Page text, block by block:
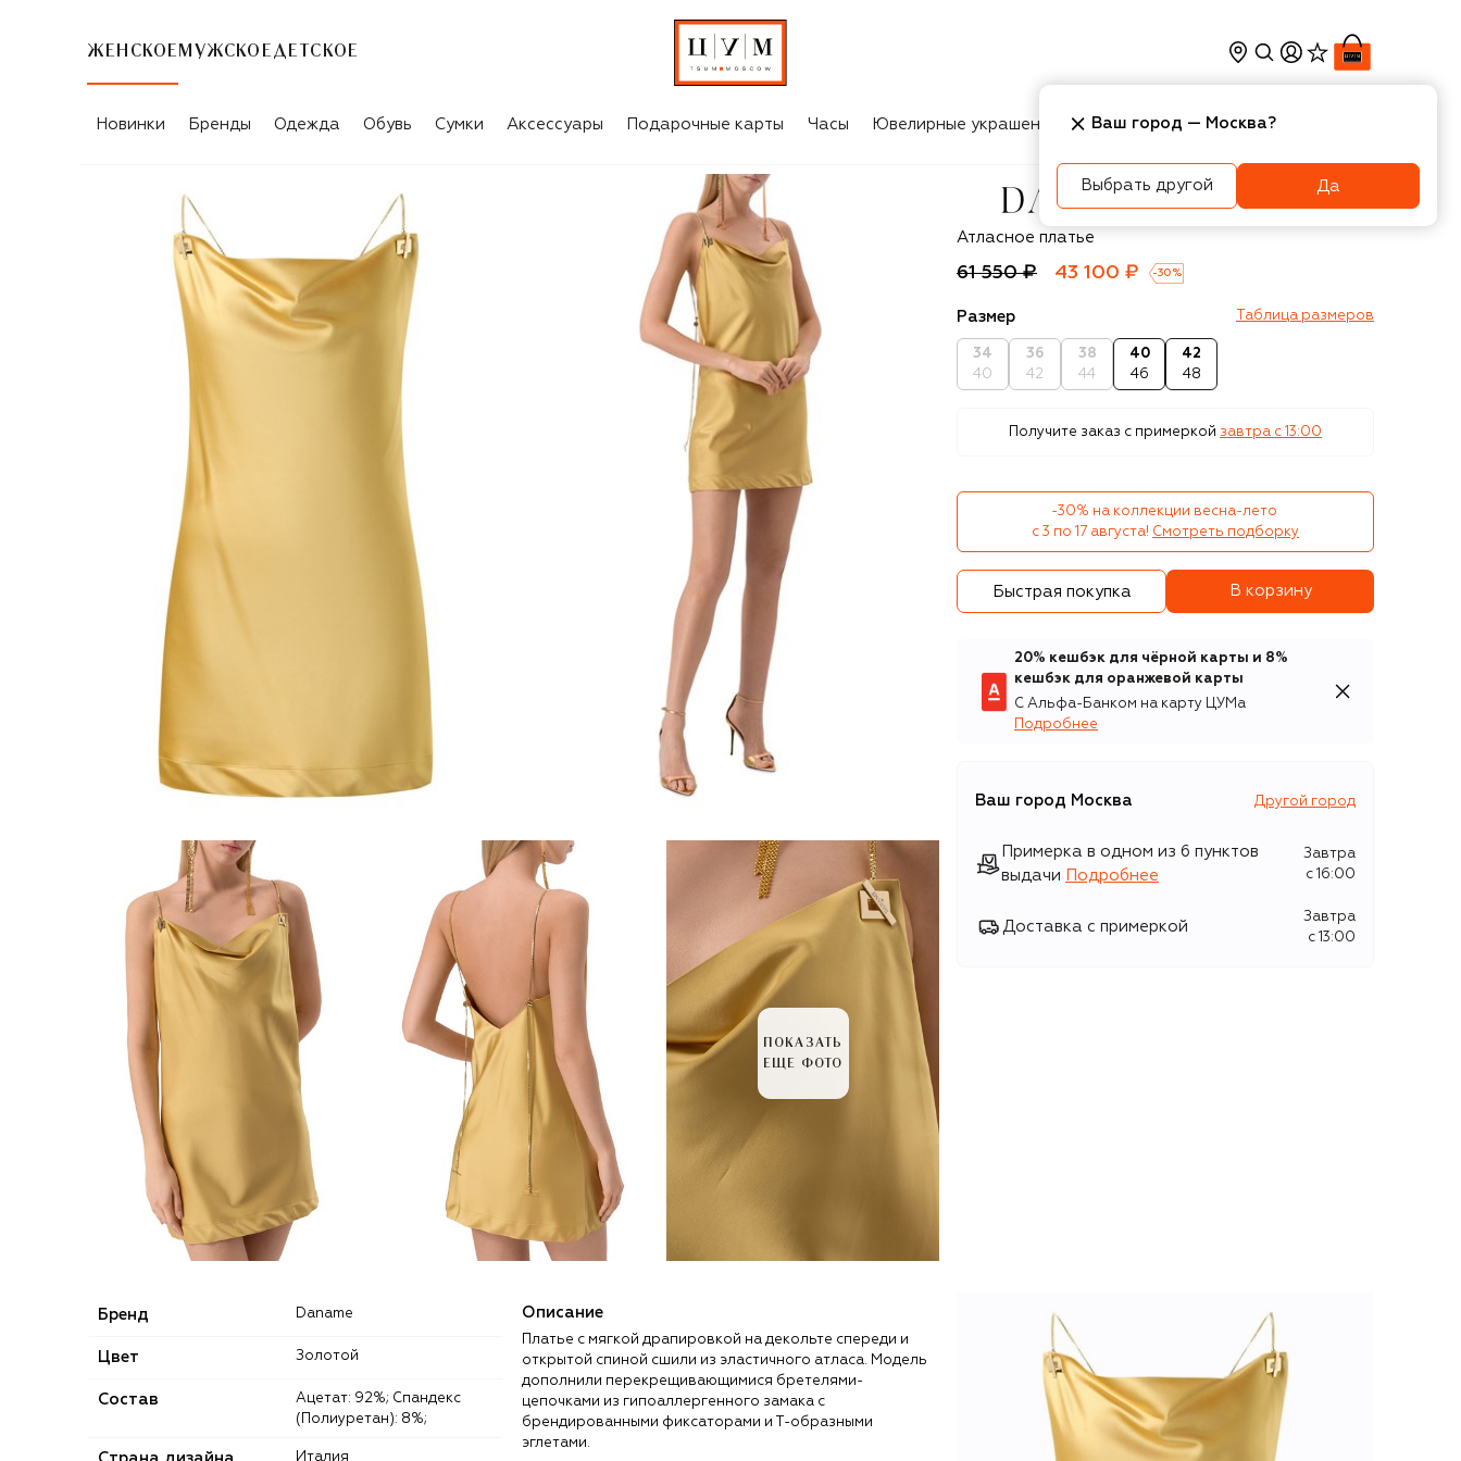
ЖЕНСКОЕ МУЖСКОЕ ДЕТСКОЕ
Новинки Бренды Одежда Обувь Сумки Аксессуары Подарочные карты Часы Ювелирные украшения Косметика Интерьер
ПОКАЗАТЬ
ЕЩЕ ФОТО
Daname
Атласное платье
61 550 ₽ 43 100 ₽ -30 %
Размер Таблица размеров
34
40
36
42
38
44
40
46
42
48
Получите заказ с примеркой завтра c 13:00
-30% на коллекции весна-лето
с 3 по 17 августа! Смотреть подборку
Быстрая покупка В корзину
20% кешбэк для чёрной карты и 8%
кешбэк для оранжевой карты
С Альфа-Банком на карту ЦУМа
Подробнее
Ваш город Москва Другой город
Примерка в одном из 6 пунктов
выдачи
Подробнее
Завтра
c 16:00
Доставка с примеркой
Завтра
c 13:00
Бренд Daname
Цвет Золотой
Состав
Ацетат: 92%; Спандекс
(Полиуретан): 8%;
Италия
Описание
Платье с мягкой драпировкой на декольте спереди и
открытой спиной сшили из эластичного атласа. Модель
дополнили перекрещивающимися бретелями-
цепочками из гипоаллергенного замака с
брендированными фиксаторами и Т-образными
эглетами.
Ваш город — Москва?
Выбрать другой Да